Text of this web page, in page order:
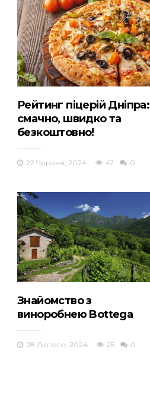
Рейтинг піцерій Дніпра:
смачно, швидко та
безкоштовно!
22 Червня, 2024 47 0
Знайомство з
виноробнею Bottega
28 Лютого, 2024 25 0